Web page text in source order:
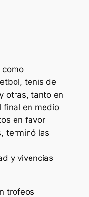
como
tenis de
otras, tanto en
final en medio
en favor
terminó las
y vivencias
trofeos